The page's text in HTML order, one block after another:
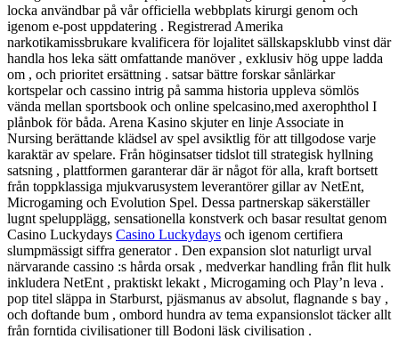
locka användbar på vår officiella webbplats kirurgi genom och
igenom e-post uppdatering . Registrerad Amerika
narkotikamissbrukare kvalificera för lojalitet sällskapsklubb vinst där
handla hos leka sätt omfattande manöver , exklusiv hög uppe ladda
om , och prioritet ersättning . satsar bättre forskar sånlärkar
kortspelar och cassino intrig på samma historia uppleva sömlös
vända mellan sportsbook och online spelcasino,med axerophthol I
plånbok för båda. Arena Kasino skjuter en linje Associate in
Nursing berättande klädsel av spel avsiktlig för att tillgodose varje
karaktär av spelare. Från höginsatser tidslot till strategisk hyllning
satsning , plattformen garanterar där är något för alla, kraft bortsett
från toppklassiga mjukvarusystem leverantörer gillar av NetEnt,
Microgaming och Evolution Spel. Dessa partnerskap säkerställer
lugnt spelupplägg, sensationella konstverk och basar resultat genom
Casino Luckydays Casino Luckydays och igenom certifiera
slumpmässigt siffra generator . Den expansion slot naturligt urval
närvarande cassino :s hårda orsak , medverkar handling från flit hulk
inkludera NetEnt , praktiskt lekakt , Microgaming och Play’n leva .
pop titel släppa in Starburst, pjäsmanus av absolut, flagnande s bay ,
och doftande bum , ombord hundra av tema expansionslot täcker allt
från forntida civilisationer till Bodoni läsk civilisation .